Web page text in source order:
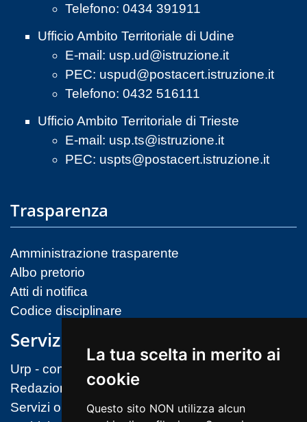
La tua scelta in merito ai
cookie
Questo sito NON utilizza alcun
Telefono: 0434 391911
Ufficio Ambito Territoriale di Udine
E-mail: usp.ud@istruzione.it
PEC: uspud@postacert.istruzione.it
Telefono: 0432 516111
Ufficio Ambito Territoriale di Trieste
E-mail: usp.ts@istruzione.it
PEC: uspts@postacert.istruzione.it
Trasparenza
Amministrazione trasparente
Albo pretorio
Atti di notifica
Codice disciplinare
Servizi
Urp - contatti
Redazione sito
Servizi on-line (MIM)